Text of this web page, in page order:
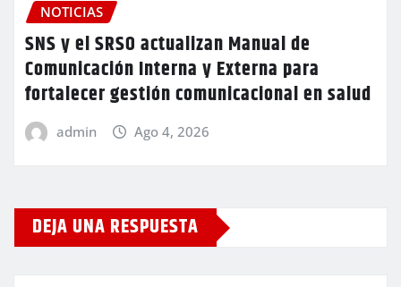
NOTICIAS
SNS y el SRSO actualizan Manual de
Comunicación Interna y Externa para
fortalecer gestión comunicacional en salud
admin Ago 4, 2026
DEJA UNA RESPUESTA